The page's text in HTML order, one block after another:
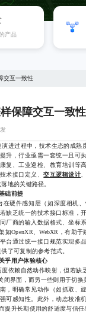
产品
交互一致性
保障交互一致性
演进过程中，技术生态的成熟
升，行业亟需一套统一且可
复、工业巡检、教育培训等
术接口定义、交互逻辑设计
地的关键路径。
础前提
件感知层（如深度相机、
缺乏统一的技术接口标准，
厂商的输入数据格式、坐标
如OpenXR、WebXR，有助
通过统一接口规范实现多
了可复制的参考范式。
乎用户体验核心
赖自然动作映射，但若缺
闭界面，而另一些则用于切
，明确常见动作（如抓取
可感知性。此外，动态校准
提升长期使用的舒适度与信任